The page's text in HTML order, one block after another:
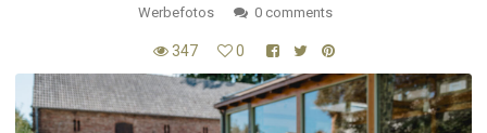
Werbefotos
0 comments
347 0